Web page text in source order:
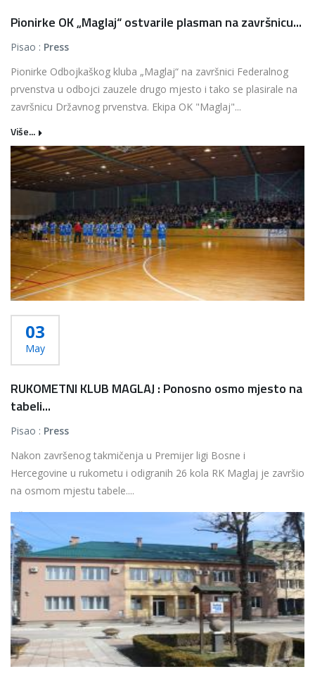
Pionirke OK „Maglaj“ ostvarile plasman na završnicu...
Pisao : Press
Pionirke Odbojkaškog kluba „Maglaj“ na završnici Federalnog
prvenstva u odbojci zauzele drugo mjesto i tako se plasirale na
završnicu Državnog prvenstva. Ekipa OK "Maglaj"...
Više...
03
May
RUKOMETNI KLUB MAGLAJ : Ponosno osmo mjesto na
tabeli...
Pisao : Press
Nakon završenog takmičenja u Premijer ligi Bosne i
Hercegovine u rukometu i odigranih 26 kola RK Maglaj je završio
na osmom mjestu tabele....
Više...